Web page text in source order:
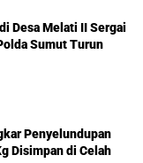
Desa Melati II Sergai
Sumut Turun
Penyelundupan
Disimpan di Celah